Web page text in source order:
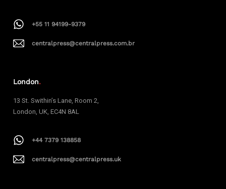
+55 11 94199-9379
centralpress@centralpress.com.br
London.
13 St. Swithin’s Lane, Room 2,
London, UK, EC4N 8AL
+44 7379 138858
centralpress@centralpress.uk